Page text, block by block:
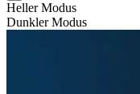
Heller Modus
Dunkler Modus